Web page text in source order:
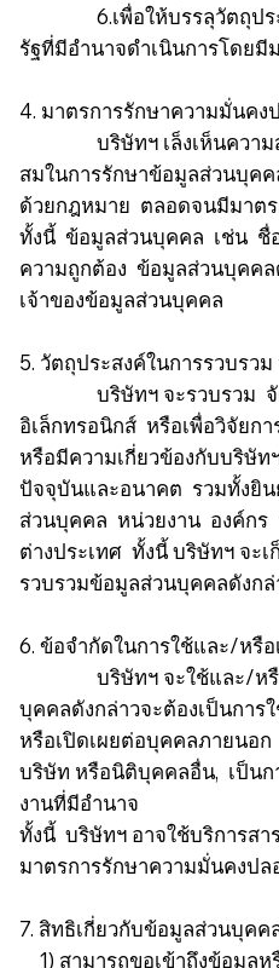
6.เพื่อให้บรรลุวัตถุประสง
รัฐที่มีอำนาจดำเนินการโดย
4. มาตรการรักษาความมั่นค
บริษัทฯ เล็งเห็นความสำคั
สมในการรักษาข้อมูลส่วนบุค
ด้วยกฎหมาย ตลอดจนมีมาต
ทั้งนี้ ข้อมูลส่วนบุคคล เช่น ชื่
ความถูกต้อง ข้อมูลส่วนบุคคล
เจ้าของข้อมูลส่วนบุคคล
5. วัตถุประสงค์ในการรวบรว
บริษัทฯ จะรวบรวม จัดเก็
อิเล็กทรอนิกส์ หรือเพื่อวิจัยก
หรือมีความเกี่ยวข้องกับบริษั
ปัจจุบันและอนาคต รวมทั้งยิ
ส่วนบุคคล หน่วยงาน องค์กร
ต่างประเทศ ทั้งนี้ บริษัทฯ จะ
รวบรวมข้อมูลส่วนบุคคลดังก
6. ข้อจำกัดในการใช้และ/หรื
บริษัทฯ จะใช้และ/หรือเปิ
บุคคลดังกล่าวจะต้องเป็นกา
หรือเปิดเผยต่อบุคคลภายนอ
บริษัท หรือนิติบุคคลอื่น, เป็นก
งานที่มีอำนาจ
ทั้งนี้ บริษัทฯ อาจใช้บริการส
มาตรการรักษาความมั่นคงป
7. สิทธิเกี่ยวกับข้อมูลส่วนบุค
1) สามารถขอเข้าถึงข้อมูล